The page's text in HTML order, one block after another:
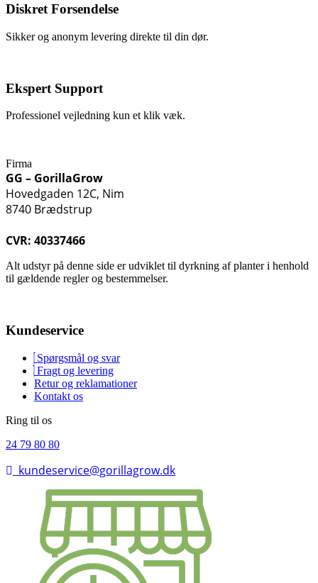
Diskret Forsendelse
Sikker og anonym levering direkte til din dør.
Ekspert Support
Professionel vejledning kun et klik væk.
Firma
GG – GorillaGrow
Hovedgaden 12C, Nim
8740 Brædstrup
CVR: 40337466
Alt udstyr på denne side er udviklet til dyrkning af planter i henhold
til gældende regler og bestemmelser.
Kundeservice
Spørgsmål og svar
Fragt og levering
Retur og reklamationer
Kontakt os
Ring til os
24 79 80 80
kundeservice@gorillagrow.dk